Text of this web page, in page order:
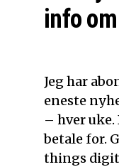
info
Jeg har
eneste
– hver uke.
betale for.
things